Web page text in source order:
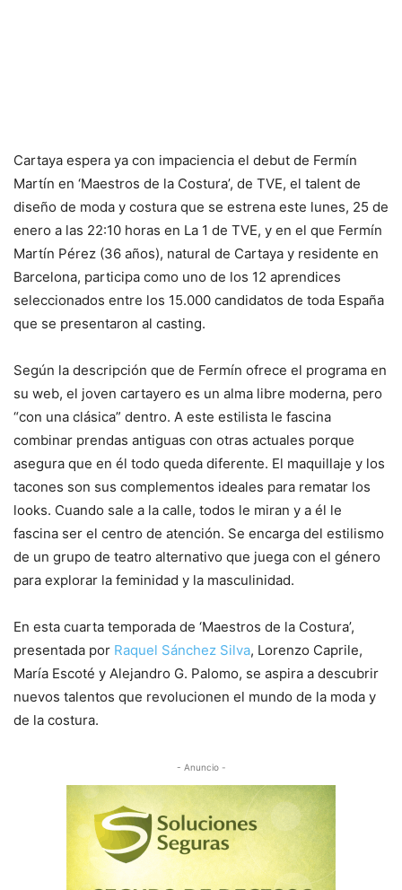
Cartaya espera ya con impaciencia el debut de Fermín
Martín en ‘Maestros de la Costura’, de TVE, el talent de
diseño de moda y costura que se estrena este lunes, 25 de
enero a las 22:10 horas en La 1 de TVE, y en el que Fermín
Martín Pérez (36 años), natural de Cartaya y residente en
Barcelona, participa como uno de los 12 aprendices
seleccionados entre los 15.000 candidatos de toda España
que se presentaron al casting.
Según la descripción que de Fermín ofrece el programa en
su web, el joven cartayero es un alma libre moderna, pero
“con una clásica” dentro. A este estilista le fascina
combinar prendas antiguas con otras actuales porque
asegura que en él todo queda diferente. El maquillaje y los
tacones son sus complementos ideales para rematar los
looks. Cuando sale a la calle, todos le miran y a él le
fascina ser el centro de atención. Se encarga del estilismo
de un grupo de teatro alternativo que juega con el género
para explorar la feminidad y la masculinidad.
En esta cuarta temporada de ‘Maestros de la Costura’,
presentada por Raquel Sánchez Silva, Lorenzo Caprile,
María Escoté y Alejandro G. Palomo, se aspira a descubrir
nuevos talentos que revolucionen el mundo de la moda y
de la costura.
- Anuncio -